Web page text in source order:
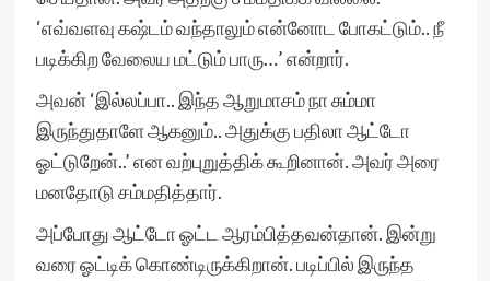
‘எவ்வளவு கஷ்டம் வந்தாலும் என்னோட போகட்டும்.. நீ
படிக்கிற வேலைய மட்டும் பாரு…’ என்றார்.
அவன் ‘இல்லப்பா.. இந்த ஆறுமாசம் நா சும்மா
இருந்துதாளே ஆகனும்.. அதுக்கு பதிலா ஆட்டோ
ஓட்டுறேன்..’ என வற்புறுத்திக் கூறினான். அவர் அரை
மனதோடு சம்மதித்தார்.
அப்போது ஆட்டோ ஓட்ட ஆரம்பித்தவன்தான். இன்று
வரை ஓட்டிக் கொண்டிருக்கிறான். படிப்பில் இருந்த